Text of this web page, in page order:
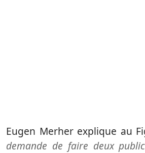
Eugen Merher explique au
demande de faire deux